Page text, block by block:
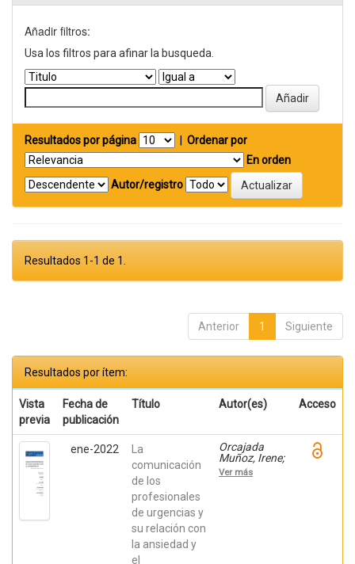
Añadir filtros:
Usa los filtros para afinar la busqueda.
Resultados por página
Ordenar por
En orden
Autor/registro
Resultados 1-1 de 1.
Anterior 1 Siguiente
Resultados por ítem:
Vista
previa
Fecha de
publicación
Título Autor(es) Acceso
ene-2022
La
comunicación
de los
profesionales
de urgencias y
su relación con
la ansiedad y
el
Orcajada
Muñoz, Irene;
Leal Costa,
César; Díaz
Ver más